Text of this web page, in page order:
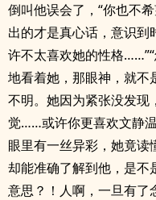
倒叫他误会了，“你也不
出的才是真心话，意识到
许不太喜欢她的性格
地看着她，那眼神，就不
不明。她因为紧张没发现
觉……或许你更喜欢文静
眼里有一丝异彩，她竟
却能准确了解到他，是
意思？！人啊，一旦有了